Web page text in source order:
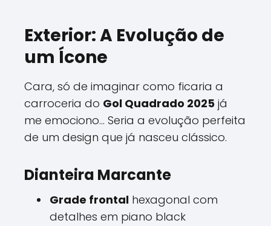
Exterior: A Evolução de
um Ícone
Cara, só de imaginar como ficaria a
carroceria do Gol Quadrado 2025 já
me emociono... Seria a evolução perfeita
de um design que já nasceu clássico.
Dianteira Marcante
Grade frontal hexagonal com
detalhes em piano black